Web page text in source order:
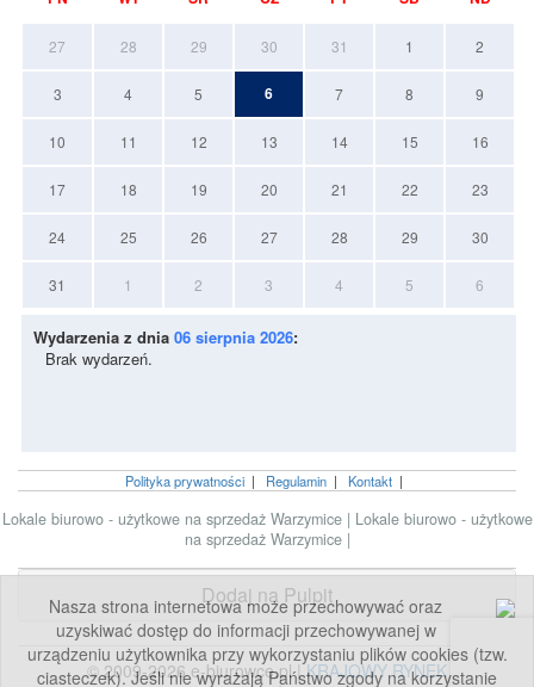
Nasza strona internetowa może przechowywać oraz
uzyskiwać dostęp do informacji przechowywanej w
urządzeniu użytkownika przy wykorzystaniu plików cookies (tzw.
ciasteczek). Jeśli nie wyrażają Państwo zgody na korzystanie
27 28 29 30 31 1 2
3 4 5 6 7 8 9
10 11 12 13 14 15 16
17 18 19 20 21 22 23
24 25 26 27 28 29 30
31 1 2 3 4 5 6
Wydarzenia z dnia 06 sierpnia 2026:
Brak wydarzeń.
Polityka prywatności| Regulamin| Kontakt|
Lokale biurowo - użytkowe na sprzedaż Warzymice| Lokale biurowo - użytkowe
na sprzedaż Warzymice|
Dodaj na Pulpit
© 2009-2026 e-biurowce.pl |KRAJOWY RYNEK